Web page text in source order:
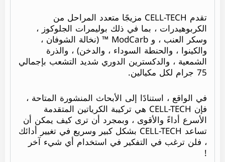
تقدم CELL-TECH مزيجًا متعدد المراحل من
الكربوهيدرات ، بما في ذلك بوليمرات الجلوكوز ،
وسكر العنب ، و ModCarb ™ (نخالة الشوفان ،
والكينوا ، والحنطة السوداء ، والدخن) ، والذرة
الشمعية ، والدكسترين الدوري شديد التشعب بإجمالي
75 جرام لكل مكيالين.
في الواقع ، استنادًا إلى الأبحاث المنشورة المتاحة ،
فإن CELL-TECH هي تركيبة الكرياتين المتقدمة
الأسرع أداءً والأقوى ، وبمجرد أن ترى كيف يمكن أن
تساعد CELL-TECH بشكل كبير وسريع في تغيير أدائك
، فلن ترغب في التفكير في استخدام أي شيء آخر
!